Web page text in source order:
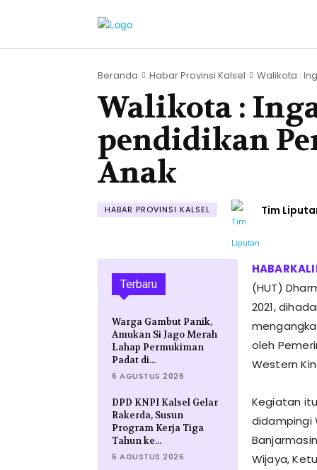
Beranda Habar Provinsi Kalsel Walikota :
Walikota :
pendidikan
Anak
HABAR PROVINSI KALSEL Tim
Terbaru
Warga Gambut Panik,
Amukan Si Jago Merah
Lahap Permukiman
Padat di...
6 AGUSTUS 2026
DPD KNPI Kalsel Gelar
Rakerda, Susun
Program Kerja Tiga
Tahun ke...
6 AGUSTUS 2026
(HUT)
2021,
oleh
Western
Kegiatan
didampingi
Wijaya,